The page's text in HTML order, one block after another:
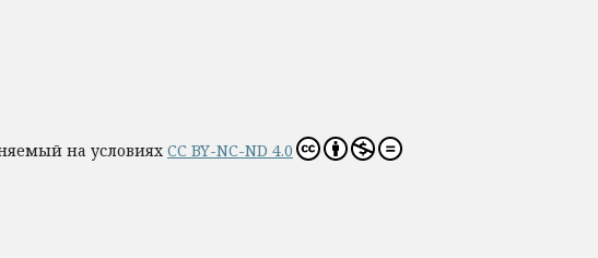
на условиях CC BY-NC-ND 4.0